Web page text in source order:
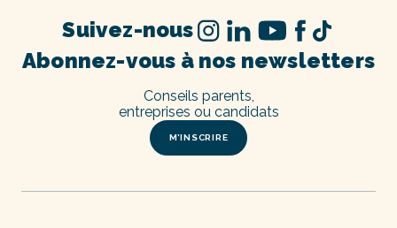
Abonnez-vous à nos newsletters
M’INSCRIRE
Conseils parents,
entreprises ou candidats
Suivez-nous